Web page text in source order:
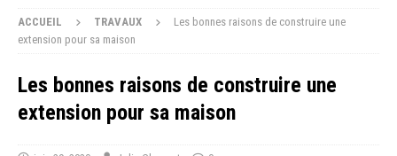
ACCUEIL TRAVAUX
Les bonnes raisons de construire une
extension pour sa maison
Les bonnes raisons de construire une
extension pour sa maison